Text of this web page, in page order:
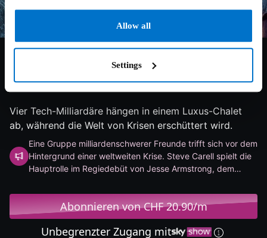
Allow all
Settings
5.4/10 2025 104 min Drama
Vier Tech-Milliardäre hängen in einem Luxus-Chalet
ab, während die Welt von Krisen erschüttert wird.
Eine Gruppe milliardenschwerer Freunde trifft sich vor dem
Hintergrund einer weltweiten Krise. Steve Carell spielt die
Hauptrolle im Regiedebüt von Jesse Armstrong, dem
Abonnieren von CHF 20.90/m
Unbegrenzter Zugang mit